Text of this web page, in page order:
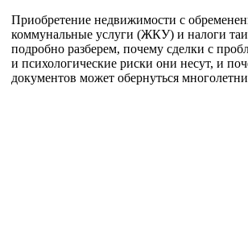
Приобретение недвижимости с
коммунальные услуги (ЖКУ) и налоги
подробно разберем, почему сделки с
и психологические риски они несут, и
документов может обернуться